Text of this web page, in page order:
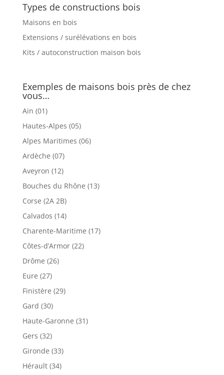
Types de constructions bois
Maisons en bois
Extensions / surélévations en bois
Kits / autoconstruction maison bois
Exemples de maisons bois près de chez
vous…
Ain (01)
Hautes-Alpes (05)
Alpes Maritimes (06)
Ardèche (07)
Aveyron (12)
Bouches du Rhône (13)
Corse (2A 2B)
Calvados (14)
Charente-Maritime (17)
Côtes-d’Armor (22)
Drôme (26)
Eure (27)
Finistère (29)
Gard (30)
Haute-Garonne (31)
Gers (32)
Gironde (33)
Hérault (34)